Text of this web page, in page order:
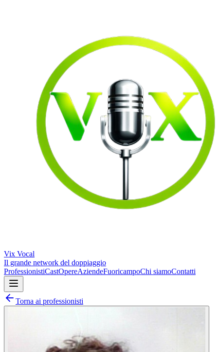
Vix Vocal
Il grande network del doppiaggio
ProfessionistiCastOpereAziendeFuoricampoChi siamoContatti
Torna ai professionisti